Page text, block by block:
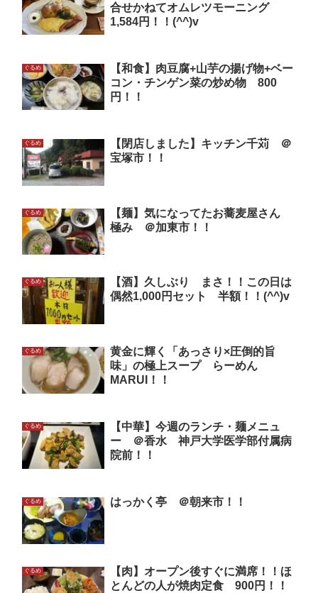
合せかねてオムレツモーニング
1,584円！！(^^)v
ぐるめ
【和食】肉豆腐+山芋の揚げ物+ベー
コン・チンゲン菜の炒め物 800
円！！
ぐるめ
【閉店しました】キッチン千苅 ＠
宝塚市！！
ぐるめ
【麺】気になってたお蕎麦屋さん
極み ＠加東市！！
ぐるめ
【酒】久しぶり まさ！！この日は
偶然1,000円セット 半額！！(^^)v
ぐるめ
黄金に輝く「あっさり×圧倒的旨
味」の極上スープ らーめん
MARUI！！
ぐるめ
【中華】今週のランチ・麺メニュ
ー ＠香水 神戸大学医学部付属病
院前！！
ぐるめ はっかく亭 ＠朝来市！！
ぐるめ
【肉】オープン後すぐに満席！！ほ
とんどの人が焼肉定食 900円！！